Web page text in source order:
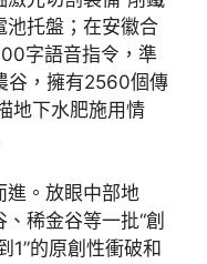
池托盤；在安徽合
字語音指令，準
谷，擁有2560個傳
地下水肥施用情
進。放眼中部地
稀金谷等一批“創
1”的原創性衝破和